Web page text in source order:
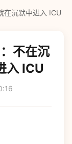
在沉默中进入 ICU
不在沉
入 ICU